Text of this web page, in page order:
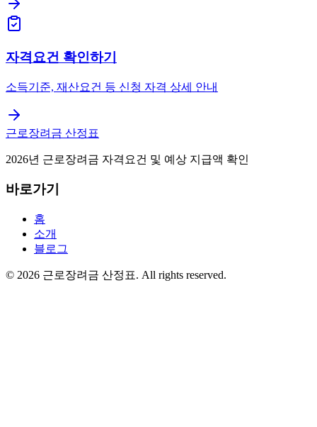
자격요건 확인하기
소득기준, 재산요건 등 신청 자격 상세 안내
근로장려금 산정표
2026년 근로장려금 자격요건 및 예상 지급액 확인
바로가기
홈
소개
블로그
© 2026 근로장려금 산정표. All rights reserved.